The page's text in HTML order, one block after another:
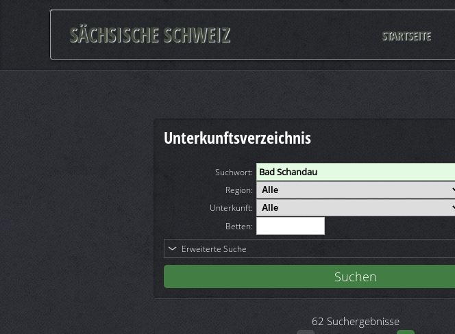
SÄCHSISCHE SCHWEIZ STARTSEITE
Unterkunftsverzeichnis
Suchwort:
Region:
Unterkunft:
Betten:
Erweiterte Suche
62 Suchergebnisse